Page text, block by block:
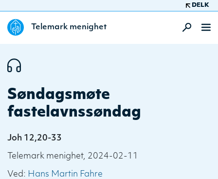
DELK
Telemark menighet
Søndagsmøte
fastelavnssøndag
Joh 12,20-33
Telemark menighet, 2024-02-11
Ved: Hans Martin Fahre